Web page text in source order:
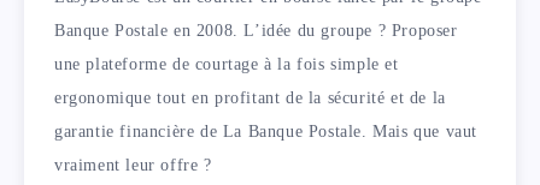
Banque Postale en 2008. L’idée du groupe ? Proposer
une plateforme de courtage à la fois simple et
ergonomique tout en profitant de la sécurité et de la
garantie financière de La Banque Postale. Mais que vaut
vraiment leur offre ?